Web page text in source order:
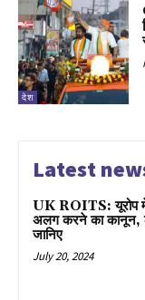
देश
Latest
UK ROITS: यूरोप में
अलग करने का कानून,
जानिए
July 20, 2024